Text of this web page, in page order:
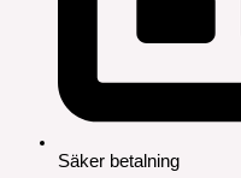
Säker betalning